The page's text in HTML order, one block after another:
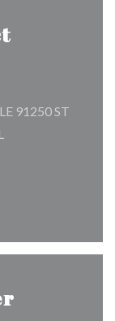
91250 ST
une
((ouvre une